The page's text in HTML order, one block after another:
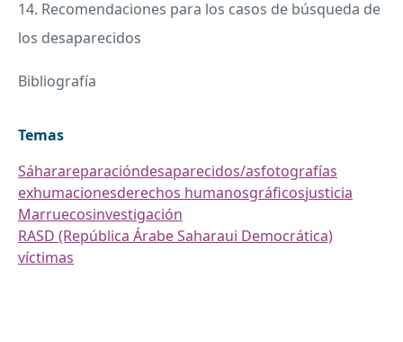
14. Recomendaciones para los casos de búsqueda de
los desaparecidos
Bibliografía
Temas
Sáharareparacióndesaparecidos/asfotografías
exhumacionesderechos humanosgráficosjusticia
Marruecosinvestigación
RASD (República Árabe Saharaui Democrática)
víctimas